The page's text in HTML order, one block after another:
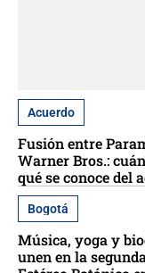
Acuerdo
Fusión entre
Warner Bros.:
qué se conoce del
Bogotá
Música, yoga y
unen en la